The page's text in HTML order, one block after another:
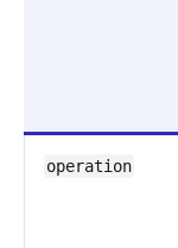
operation